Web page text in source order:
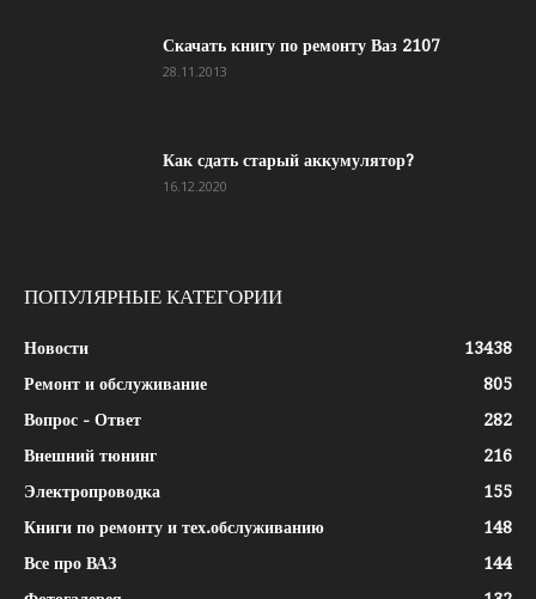
Скачать книгу по ремонту Ваз 2107
28.11.2013
Как сдать старый аккумулятор?
16.12.2020
ПОПУЛЯРНЫЕ КАТЕГОРИИ
Новости
13438
Ремонт и обслуживание
805
Вопрос - Ответ
282
Внешний тюнинг
216
Электропроводка
155
Книги по ремонту и тех.обслуживанию
148
Все про ВАЗ
144